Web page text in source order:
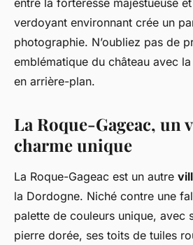
entre la forteresse majestueuse
verdoyant environnant crée un
photographie. N’oubliez pas de
emblématique du château avec
en arrière-plan.
La Roque-Gageac, un
charme unique
La Roque-Gageac est un autre
la Dordogne. Niché contre une
palette de couleurs unique, avec
pierre dorée, ses toits de tuiles